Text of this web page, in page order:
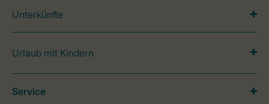
Unterkünfte
Urlaub mit Kindern
Service